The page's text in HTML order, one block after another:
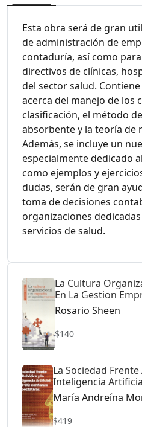
Esta obra será de gran
de administración de
contaduría, así como
directivos de clínicas,
del sector salud.
acerca del manejo de los
clasificación, el método
absorbente y la teoría de
Además, se incluye un
especialmente dedicado
como ejemplos y
dudas, serán de gran
toma de decisiones
organizaciones
servicios de salud.
La Cultura
En La Gestion
Rosario Sheen
$140
La Sociedad Frente
Inteligencia
María Andreína
$419